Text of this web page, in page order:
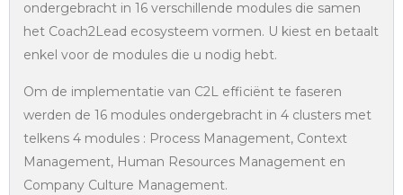
ondergebracht in 16 verschillende modules die samen
het Coach2Lead ecosysteem vormen. U kiest en betaalt
enkel voor de modules die u nodig hebt.
Om de implementatie van C2L efficiënt te faseren
werden de 16 modules ondergebracht in 4 clusters met
telkens 4 modules : Process Management, Context
Management, Human Resources Management en
Company Culture Management.